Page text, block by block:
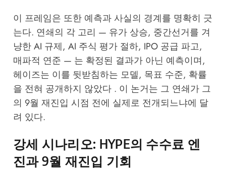
이 프레임은 또한 예측과 사실의 경계를 명확히 긋
는다. 연쇄의 각 고리 — 유가 상승, 중간선거를 겨
냥한 AI 규제, AI 주식 평가 절하, IPO 공급 파고,
매파적 연준 — 는 확정된 결과가 아닌 예측이며,
헤이즈는 이를 뒷받침하는 모델, 목표 수준, 확률
을 전혀 공개하지 않았다 . 이 논거는 그 연쇄가 그
의 9월 재진입 시점 전에 실제로 전개되느냐에 달
려 있다.
강세 시나리오: HYPE의 수수료 엔
진과 9월 재진입 기회